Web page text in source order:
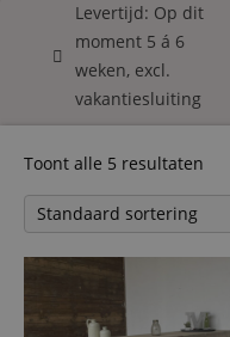
Levertijd: Op dit
moment 5 á 6
weken, excl.
vakantiesluiting
Toont alle 5 resultaten